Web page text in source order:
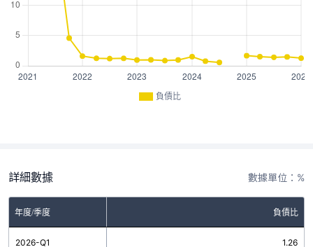
負債比
詳細數據 數據單位：%
年度/季度 負債比
2026-Q1 1.26